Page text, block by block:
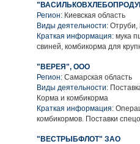
Регион: Киевская область
Виды деятельности: Отруби,
Краткая информация: мука
свиней, комбикорма для
"ВЕРЕЯ", ООО
Регион: Самарская область
Виды деятельности:
Корма и комбикорма
Краткая информация:
комбикормов. Поставки
"ВЕСТРЫБФЛОТ" ЗАО